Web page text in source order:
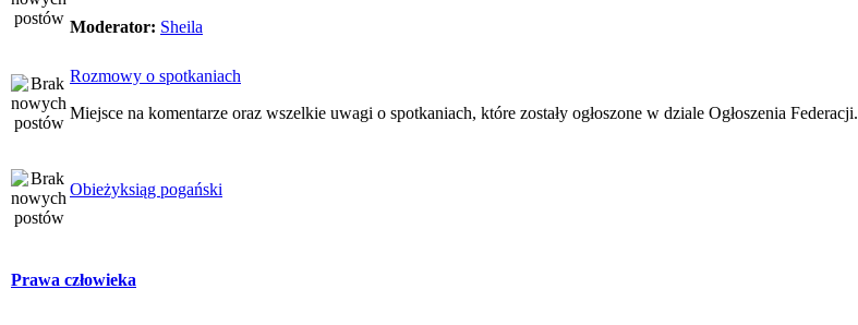
Moderator: Sheila
Rozmowy o spotkaniach
Miejsce na komentarze oraz wszelkie uwagi o spotkaniach, które zostały ogłoszone w dziale Ogłoszenia Federacji.
Obieżyksiąg pogański
Prawa człowieka